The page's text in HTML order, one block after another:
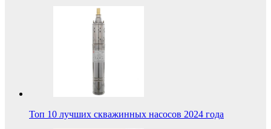
Топ 10 лучших скважинных насосов 2024 года